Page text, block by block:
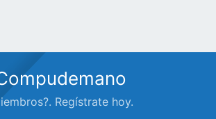
Regístrate hoy.